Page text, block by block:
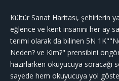
Kültür Sanat Haritası, şehirlerin
eğlence ve kent insanını her ay
terimi olarak da bilinen 5N
Neden? ve Kim?" prensibini
hazırlarken okuyucuya soracağı
sayede hem okuyucuya yol